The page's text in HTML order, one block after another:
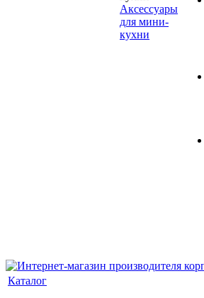
Аксессуары
для мини-
кухни
Каталог